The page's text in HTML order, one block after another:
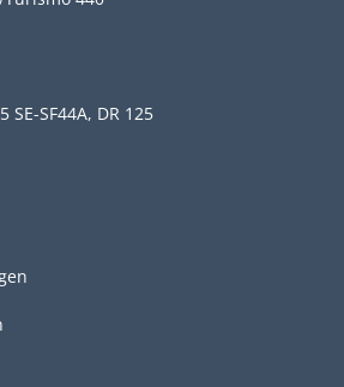
SE-SF44A, DR 125